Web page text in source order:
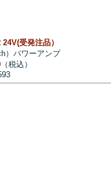
受発注品）
）パワーアンプ
税込）